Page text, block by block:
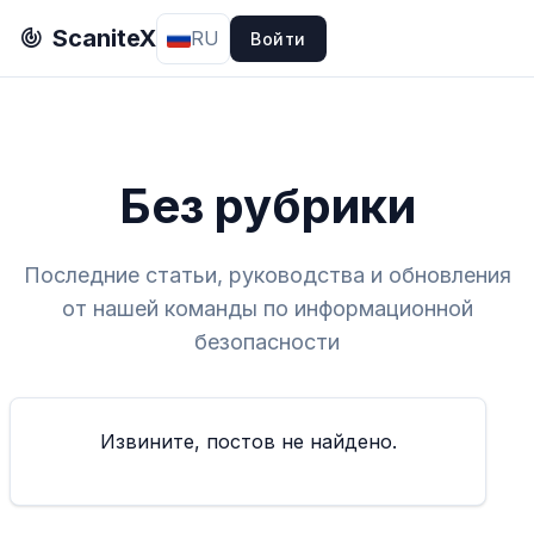
ScaniteX RU Войти
Без рубрики
Последние статьи, руководства и обновления
от нашей команды по информационной
безопасности
Извините, постов не найдено.